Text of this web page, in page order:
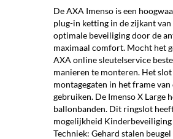
De AXA Imenso is een
plug-in ketting in de zijkant
optimale beveiliging door de
maximaal comfort. Mocht het
AXA online sleutelservice
manieren te monteren. Het
montagegaten in het frame
gebruiken. De Imenso X Large
ballonbanden. Dit ringslot
mogelijkheid
Techniek: Gehard stalen